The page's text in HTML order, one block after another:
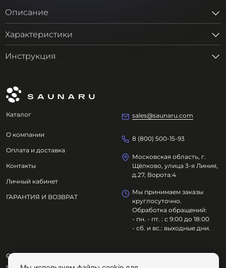
Описание
Характеристики
Инструкция
Каталог
О компании
Оплата и доставка
Контакты
Личный кабинет
ГАРАНТИЯ И ВОЗВРАТ
sales@saunaru.com
8 (800) 500-15-93
Московская область, г.
Щёлково, улица 3-я Линия,
д.27, Ворота:4
Мы принимаем заказы
круглосуточно.
Обработка обращений:
- пн. - пт. : с 9:00 до 18:00
- сб. и вс.: выходные дни.
ООО "ОЗДОРОВИТЕЛЬНЫЕ ТЕХНОЛОГИИ"